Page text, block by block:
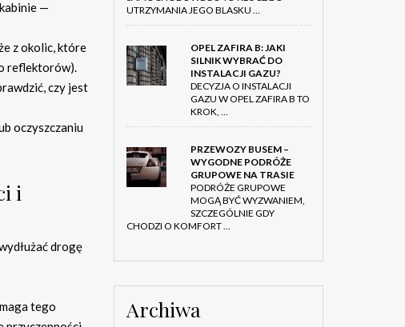
—
z okolic, które
reflektorów).
czy jest
oczyszczaniu
i
drogę
tego
UTRZYMANIA JEGO BLASKU …
OPEL ZAFIRA B: JAKI
SILNIK WYBRAĆ DO
INSTALACJI GAZU?
DECYZJA O INSTALACJI
GAZU W OPEL ZAFIRA B TO
KROK, …
PRZEWOZY BUSEM –
WYGODNE PODRÓŻE
GRUPOWE NA TRASIE
PODRÓŻE GRUPOWE
MOGĄ BYĆ WYZWANIEM,
SZCZEGÓLNIE GDY
CHODZI O KOMFORT …
Archiwa